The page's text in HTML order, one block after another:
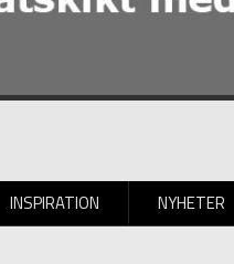
INSPIRATION NYHETER